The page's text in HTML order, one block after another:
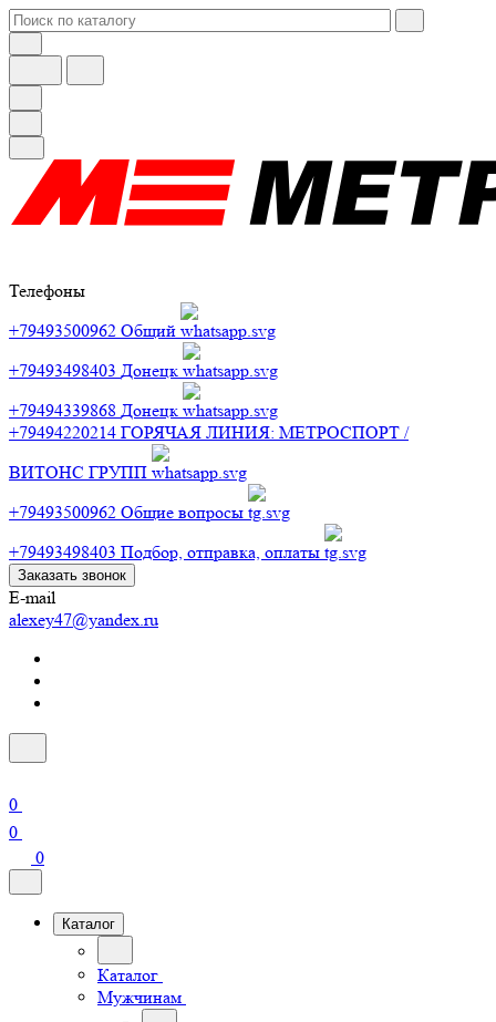
Телефоны
+79493500962 Общий
+79493498403 Донецк
+79494339868 Донецк
+79494220214 ГОРЯЧАЯ ЛИНИЯ: МЕТРОСПОРТ /
ВИТОНС ГРУПП
+79493500962 Общие вопросы
+79493498403 Подбор, отправка, оплаты
Заказать звонок
E-mail
alexey47@yandex.ru
0
0
0
Каталог
Каталог
Мужчинам